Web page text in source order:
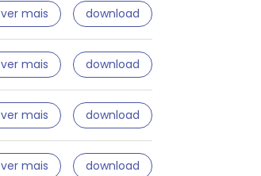
ver mais download
ver mais download
ver mais download
ver mais download